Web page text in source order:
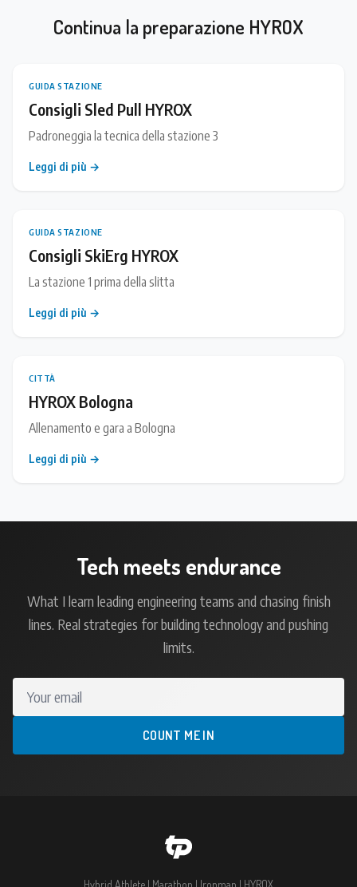
Continua la preparazione HYROX
GUIDA STAZIONE
Consigli Sled Pull HYROX
Padroneggia la tecnica della stazione 3
Leggi di più →
GUIDA STAZIONE
Consigli SkiErg HYROX
La stazione 1 prima della slitta
Leggi di più →
CITTÀ
HYROX Bologna
Allenamento e gara a Bologna
Leggi di più →
Tech meets endurance
What I learn leading engineering teams and chasing finish
lines. Real strategies for building technology and pushing
limits.
COUNT ME IN
Hybrid Athlete | Marathon | Ironman | HYROX